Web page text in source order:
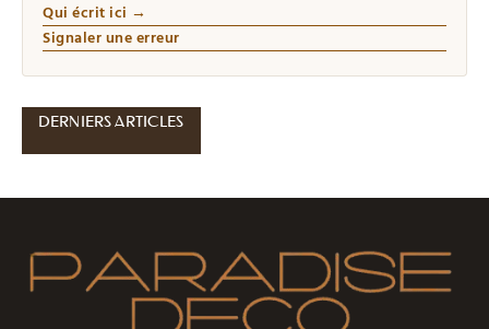
Qui écrit ici →
Signaler une erreur
DERNIERS ARTICLES